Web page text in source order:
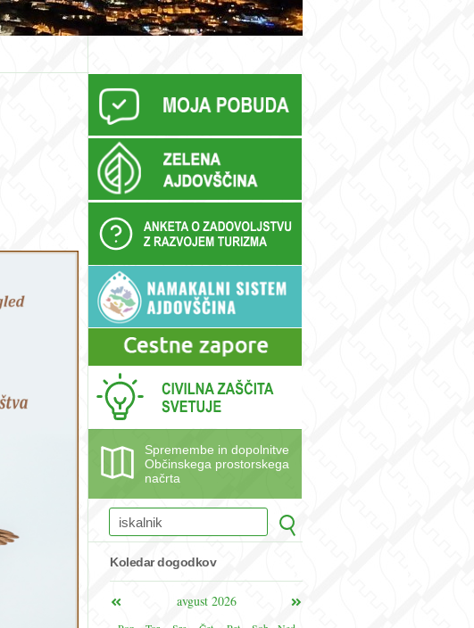
Spremembe in dopolnitve
Občinskega prostorskega
načrta
Koledar dogodkov
avgust 2026